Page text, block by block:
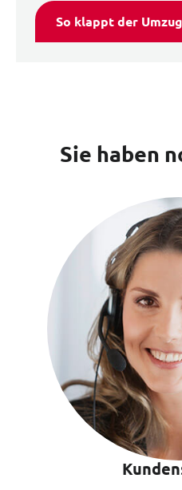
So klappt der Umzug
Sie haben